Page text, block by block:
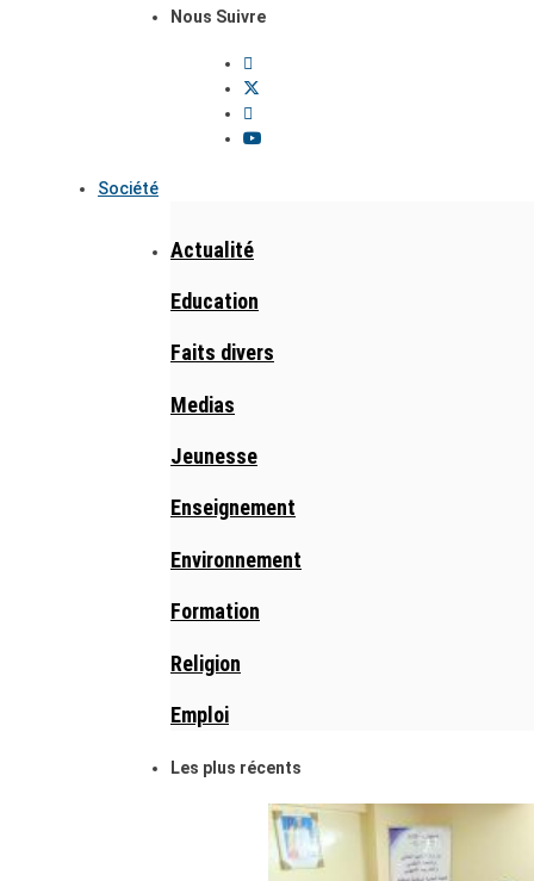
Nous Suivre
Société
Actualité
Education
Faits divers
Medias
Jeunesse
Enseignement
Environnement
Formation
Religion
Emploi
Les plus récents